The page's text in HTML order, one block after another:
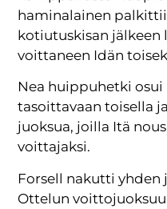
haminalainen
kotiutuskisan jälkeen
voittaneen Idän
Nea huippuhetki osui
tasoittavaan toisella
juoksua, joilla Itä
voittajaksi.
Forsell nakutti yhden
Ottelun